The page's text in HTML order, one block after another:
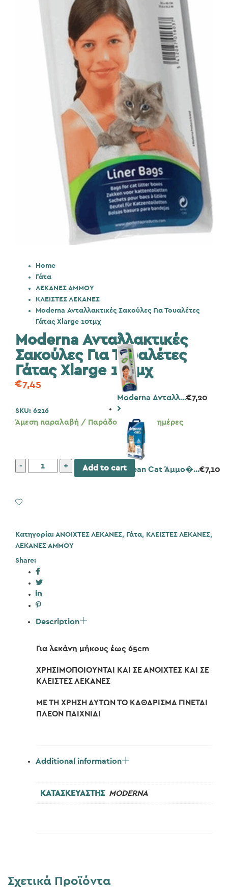
Home
Γάτα
ΛΕΚΑΝΕΣ ΑΜΜΟΥ
ΚΛΕΙΣΤΕΣ ΛΕΚΑΝΕΣ
Moderna Ανταλλακτικές Σακούλες Για Τουαλέτες
Γάτας Xlarge 10τμχ
Moderna Ανταλλ...€7,20
Aegean Cat Άμμο�...€7,10
Moderna Ανταλλακτικές
Σακούλες Για Τουαλέτες
Γάτας Xlarge 10τμχ
€7,45
SKU: 6216
Άμεση παραλαβή / Παράδοση 1 έως 3 ημέρες
Moderna
Ανταλλακτικές
Για
Xlarge
10τμχ
Add to cart
Κατηγορία: ΑΝΟΙΧΤΕΣ ΛΕΚΑΝΕΣ, Γάτα, ΚΛΕΙΣΤΕΣ ΛΕΚΑΝΕΣ,
ΛΕΚΑΝΕΣ ΑΜΜΟΥ
Share:
Description
Για λεκάνη μήκους έως 65cm
ΧΡΗΣΙΜΟΠΟΙΟΥΝΤΑΙ ΚΑΙ ΣΕ ΑΝΟΙΧΤΕΣ ΚΑΙ ΣΕ
ΚΛΕΙΣΤΕΣ ΛΕΚΑΝΕΣ
ΜΕ ΤΗ ΧΡΗΣΗ ΑΥΤΩΝ ΤΟ ΚΑΘΑΡΙΣΜΑ ΓΙΝΕΤΑΙ
ΠΛΕΟΝ ΠΑΙΧΝΙΔΙ
Additional information
ΚΑΤΑΣΚΕΥΑΣΤΗΣ MODERNA
Σχετικά Προϊόντα